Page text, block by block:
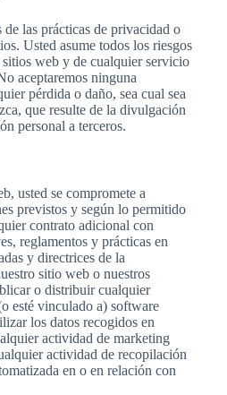
de las prácticas de privacidad o
Usted asume todos los riesgos
sitios web y de cualquier servicio
aceptaremos ninguna
pérdida o daño, sea cual sea
que resulte de la divulgación
personal a terceros.
usted se compromete a
previstos y según lo permitido
contrato adicional con
reglamentos y prácticas en
y directrices de la
sitio web o nuestros
o distribuir cualquier
esté vinculado a) software
los datos recogidos en
actividad de marketing
actividad de recopilación
en o en relación con